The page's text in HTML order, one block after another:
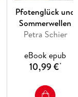
Pfotenglück und
Sommerwellen
Petra Schier
eBook epub
10,99 €*